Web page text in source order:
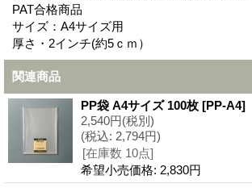
PAT合格商品
サイズ：A4サイズ用
厚さ・2インチ(約5ｃｍ）
関連商品
PP袋 A4サイズ 100枚 [PP-A4]
2,540円(税別)
(税込: 2,794円)
[在庫数 10点]
希望小売価格: 2,830円